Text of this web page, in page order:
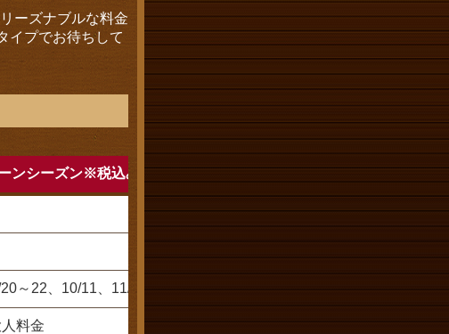
ーズナブルな料金
イプでお待ちして
ンシーズン※税込み料金
素泊まり 朝食付き 夕食付き
～22、10/11、11/22）
料金